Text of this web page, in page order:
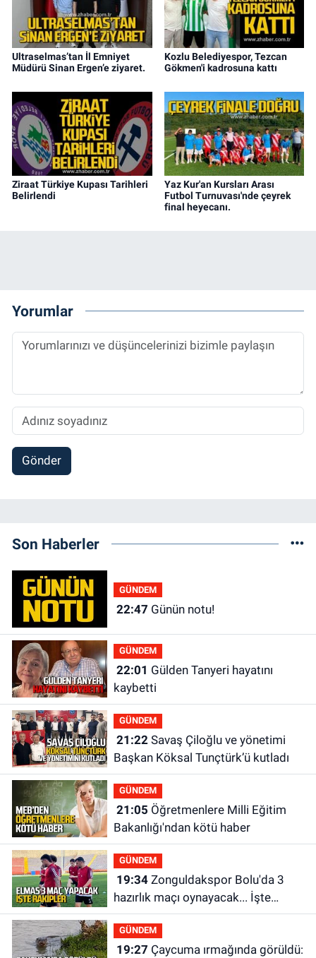
Ultraselmas’tan İl Emniyet
Müdürü Sinan Ergen’e ziyaret.
Kozlu Belediyespor, Tezcan
Gökmen'i kadrosuna kattı
Ziraat Türkiye Kupası Tarihleri
Belirlendi
Yaz Kur'an Kursları Arası
Futbol Turnuvası'nde çeyrek
final heyecanı.
Yorumlar
Gönder
Son Haberler
GÜNDEM
22:47 Günün notu!
GÜNDEM
22:01
kaybetti
GÜNDEM
21:22Savaş Çiloğlu ve yönetimi
Başkan Köksal Tunçtürk’ü kutladı
GÜNDEM
21:05
Bakanlığı'ndan kötü haber
GÜNDEM
19:34Zonguldakspor Bolu'da 3
hazırlık maçı oynayacak... İşte
rakipler...
GÜNDEM
19:27